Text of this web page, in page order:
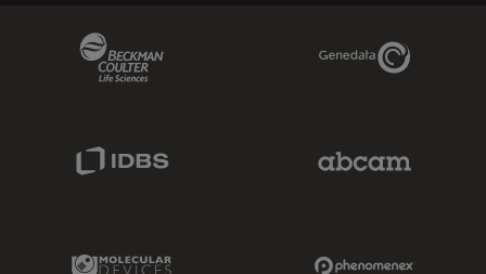
Genedata Link
Molecular Devices Link